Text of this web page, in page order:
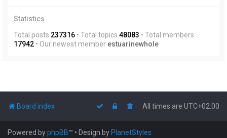
Statistics
Total posts 237316 • Total topics 48083 • Total members
17942 • Our newest member estuarinewhole
Board index All times are UTC+02:00
Powered byphpBB™ • Design by PlanetStyles